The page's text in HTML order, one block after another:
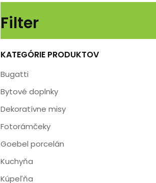
Filter
KATEGÓRIE PRODUKTOV
Bugatti
Bytové doplnky
Dekoratívne misy
Fotorámčeky
Goebel porcelán
Kuchyňa
Kúpeľňa